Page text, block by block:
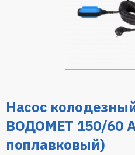
Насос
ВОДОМЕТ 150/60
поплавковый)